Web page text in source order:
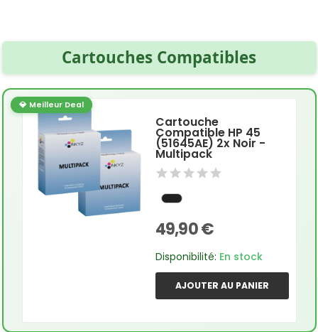
Cartouches Compatibles
💎 Meilleur Deal
Cartouche
Compatible HP 45
(51645AE) 2x Noir -
Multipack
49,90 €
Disponibilité: En stock
AJOUTER AU PANIER